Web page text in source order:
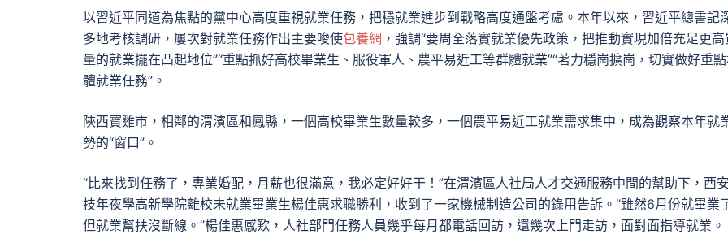
以習近平同道為焦點的黨中心高度重視就業任務，把穩就業進步到戰略高度通盤考慮。本年以來，習近平總書記
多地考核調研，屢次對就業任務作出主要唆使包養網 ，強調“要周全落實就業優先政策，把推動實現加倍充足更高
量的就業擺在凸起地位”“重點抓好高校畢業生、服役軍人、農平易近工等群體就業”“著力穩崗擴崗，切實做好重
體就業任務”。
陜西寶雞市，相鄰的渭濱區和鳳縣，一個高校畢業生數量較多，一個農平易近工就業需求集中，成為觀察本年就
勢的“窗口”。
“比來找到任務了，專業婚配，月薪也很滿意，我必定好好干！”在渭濱區人社局人才交通服務中間的幫助下，西
技年夜學高新學院離校未就業畢業生楊佳惠求職勝利，收到了一家機械制造公司的錄用告訴。“雖然6月份就畢業
但就業幫扶沒斷線。”楊佳惠感歎，人社部門任務人員幾乎每月都電話回訪，還幾次上門走訪，面對面指導就業。